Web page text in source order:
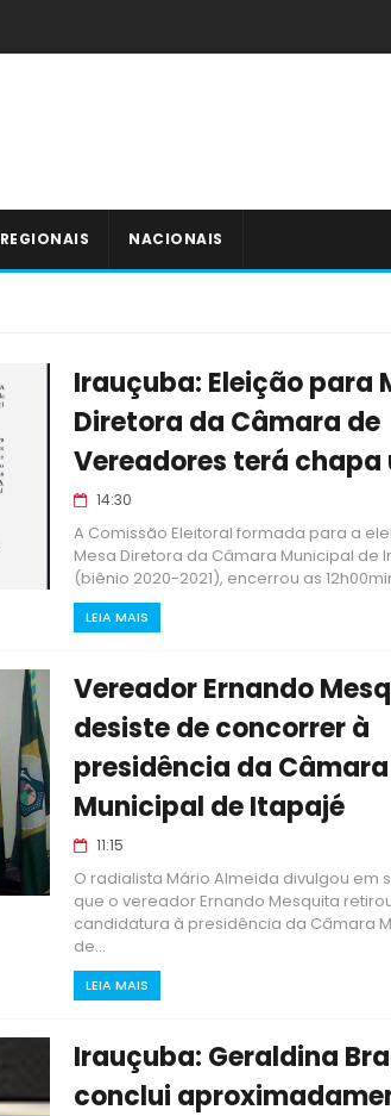
REGIONAIS NACIONAIS
Irauçuba: Eleição para
Diretora da Câmara de
Vereadores terá chapa
14:30
A Comissão Eleitoral formada para a
Mesa Diretora da Câmara Municipal de
(biênio 2020-2021), encerrou as
LEIA MAIS
Vereador Ernando
desiste de concorrer à
presidência da Câmara
Municipal de Itapajé
11:15
O radialista Mário Almeida divulgou em
que o vereador Ernando Mesquita
candidatura à presidência da Câmara
de...
LEIA MAIS
Irauçuba: Geraldina
conclui